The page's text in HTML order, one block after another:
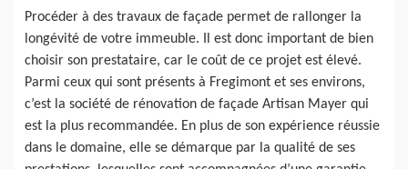
Procéder à des travaux de façade permet de rallonger la
longévité de votre immeuble. Il est donc important de bien
choisir son prestataire, car le coût de ce projet est élevé.
Parmi ceux qui sont présents à Fregimont et ses environs,
c’est la société de rénovation de façade Artisan Mayer qui
est la plus recommandée. En plus de son expérience réussie
dans le domaine, elle se démarque par la qualité de ses